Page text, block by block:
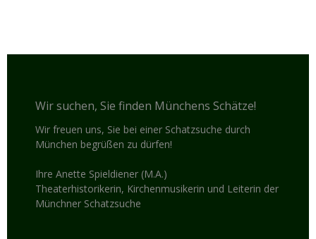
Wir suchen, Sie finden Münchens Schätze!
Wir freuen uns, Sie bei einer Schatzsuche durch
München begrüßen zu dürfen!
Ihre Anette Spieldiener (M.A.)
Theaterhistorikerin, Kirchenmusikerin und Leiterin der
Münchner Schatzsuche